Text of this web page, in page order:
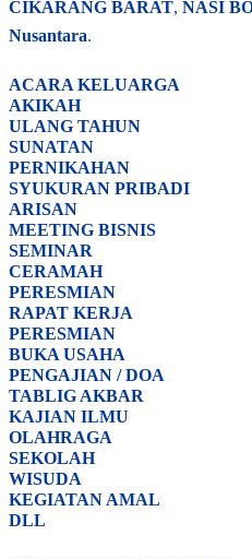
CIKARANG BARAT, NASI
Nusantara.
ACARA KELUARGA
AKIKAH
ULANG TAHUN
SUNATAN
PERNIKAHAN
SYUKURAN PRIBADI
ARISAN
MEETING BISNIS
SEMINAR
CERAMAH
PERESMIAN
RAPAT KERJA
PERESMIAN
BUKA USAHA
PENGAJIAN / DOA
TABLIG AKBAR
KAJIAN ILMU
OLAHRAGA
SEKOLAH
WISUDA
KEGIATAN AMAL
DLL